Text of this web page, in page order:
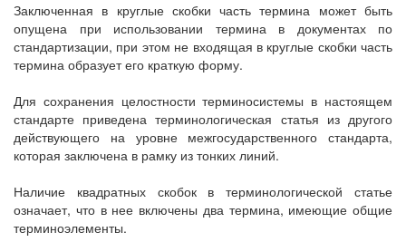
Заключенная в круглые скобки часть термина может быть
опущена при использовании термина в документах по
стандартизации, при этом не входящая в круглые скобки часть
термина образует его краткую форму.
Для сохранения целостности терминосистемы в настоящем
стандарте приведена терминологическая статья из другого
действующего на уровне межгосударственного стандарта,
которая заключена в рамку из тонких линий.
Наличие квадратных скобок в терминологической статье
означает, что в нее включены два термина, имеющие общие
терминоэлементы.